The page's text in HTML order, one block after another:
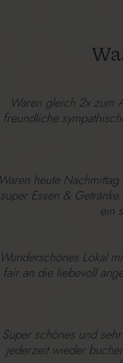
Waren gleich 2x zum
freundliche
Waren heute
super Essen &
ein
Wunderschönes Lokal
fair an die liebevoll
Super schönes und
jederzeit wieder